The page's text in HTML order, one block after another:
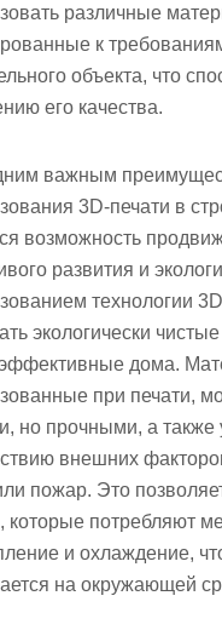
различные
к
объекта, что
его качества.
важным
3D-печати в
возможность
развития и
технологии
экологически
дома.
при печати,
но прочными, а также
внешних
пожар. Это
которые потребляют
и охлаждение,
на окружающей